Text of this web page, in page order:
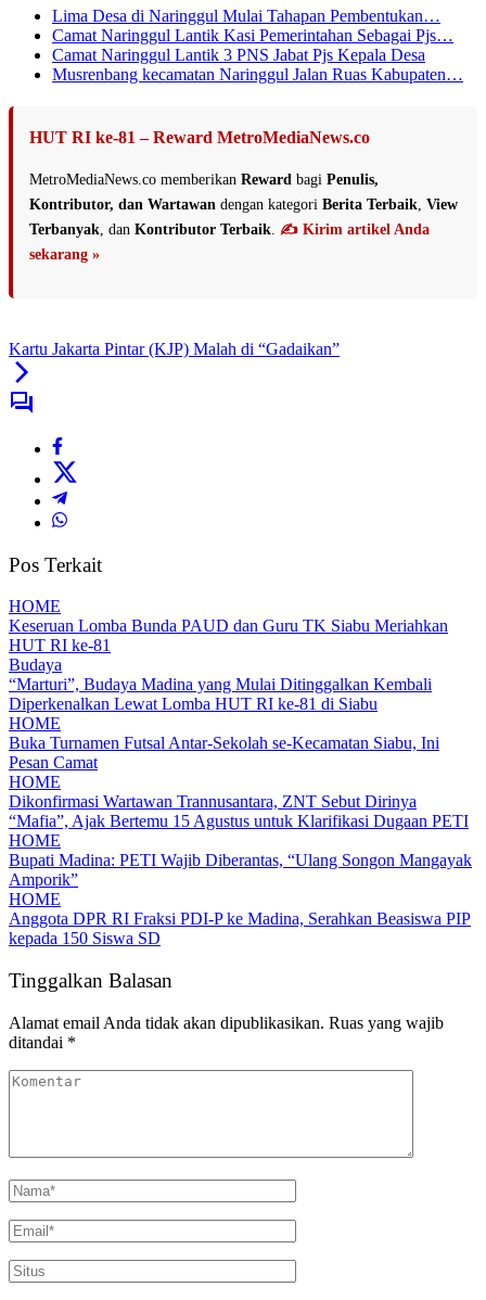
Lima Desa di Naringgul Mulai Tahapan Pembentukan…
Camat Naringgul Lantik Kasi Pemerintahan Sebagai Pjs…
Camat Naringgul Lantik 3 PNS Jabat Pjs Kepala Desa
Musrenbang kecamatan Naringgul Jalan Ruas Kabupaten…
HUT RI ke-81 – Reward MetroMediaNews.co
MetroMediaNews.co memberikan Reward bagi Penulis,
Kontributor, dan Wartawan dengan kategori Berita Terbaik View
Terbanyak , dan Kontributor Terbaik ✍️ Kirim artikel Anda
sekarang »
Kartu Jakarta Pintar (KJP) Malah di “Gadaikan”
Pos Terkait
HOME
Keseruan Lomba Bunda PAUD dan Guru TK Siabu Meriahkan
HUT RI ke-81
Budaya
“Marturi”, Budaya Madina yang Mulai Ditinggalkan Kembali
Diperkenalkan Lewat Lomba HUT RI ke-81 di Siabu
HOME
Buka Turnamen Futsal Antar-Sekolah se-Kecamatan Siabu, Ini
Pesan Camat
HOME
Dikonfirmasi Wartawan Trannusantara, ZNT Sebut Dirinya
“Mafia”, Ajak Bertemu 15 Agustus untuk Klarifikasi Dugaan PETI
HOME
Bupati Madina: PETI Wajib Diberantas, “Ulang Songon Mangayak
Amporik”
HOME
Anggota DPR RI Fraksi PDI-P ke Madina, Serahkan Beasiswa PIP
kepada 150 Siswa SD
Tinggalkan Balasan
Alamat email Anda tidak akan dipublikasikan. Ruas yang wajib
ditandai *